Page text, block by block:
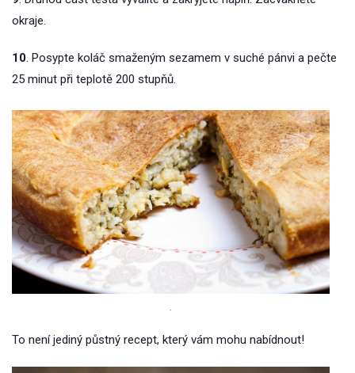
okraje.
10 . Posypte koláč smaženým sezamem v suché pánvi a pečte
25 minut při teplotě 200 stupňů.
.
To není jediný půstný recept, který vám mohu nabídnout!